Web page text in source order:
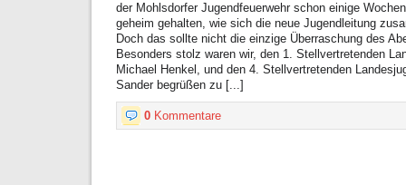
der Mohlsdorfer Jugendfeuerwehr schon einige
geheim gehalten, wie sich die neue Jugendleitung
Doch das sollte nicht die einzige Überraschung des
Besonders stolz waren wir, den 1. Stellvertretenden
Michael Henkel, und den 4. Stellvertretenden
Sander begrüßen zu [...]
0 Kommentare